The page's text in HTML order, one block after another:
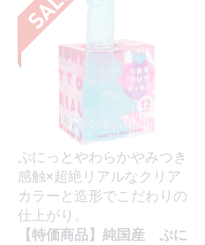
ぷにっとやわらかやみつき
感触×超絶リアルなクリア
カラーと造形でこだわりの
仕上がり。
【特価商品】純国産 ぷに